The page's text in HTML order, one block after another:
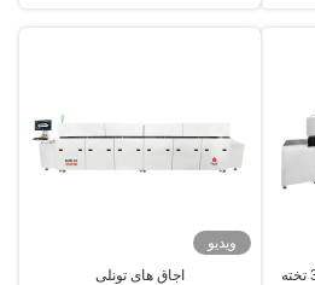
تونل خشک کردن کوره 3P5L تخته
ویدیو
اجاق های تونلی